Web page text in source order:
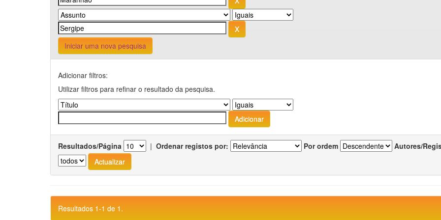
Iniciar uma nova pesquisa
Adicionar filtros:
Utilizar filtros para refinar o resultado da pesquisa.
Resultados/Página | Ordenar registos por: Por ordem Autores/
Resultados 1-1 de 1.